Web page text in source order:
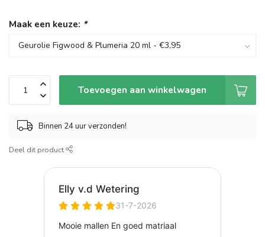
Maak een keuze: *
Toevoegen aan winkelwagen
Binnen 24 uur verzonden!
Deel dit product